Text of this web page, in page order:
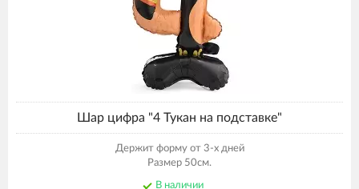
Шар цифра "4 Тукан на подставке"
Держит форму от 3-х дней
Размер 50см.
В наличии